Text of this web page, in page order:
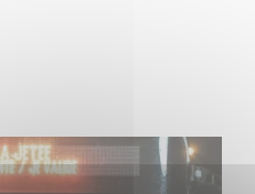
film de Franck